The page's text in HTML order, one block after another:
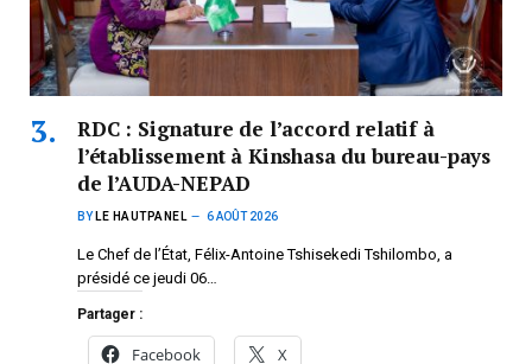
RDC : Signature de l’accord relatif à
l’établissement à Kinshasa du bureau-pays
de l’AUDA-NEPAD
BY LE HAUTPANEL 6 AOÛT 2026
Le Chef de l’État, Félix-Antoine Tshisekedi Tshilombo, a
présidé ce jeudi 06…
Partager :
Facebook X